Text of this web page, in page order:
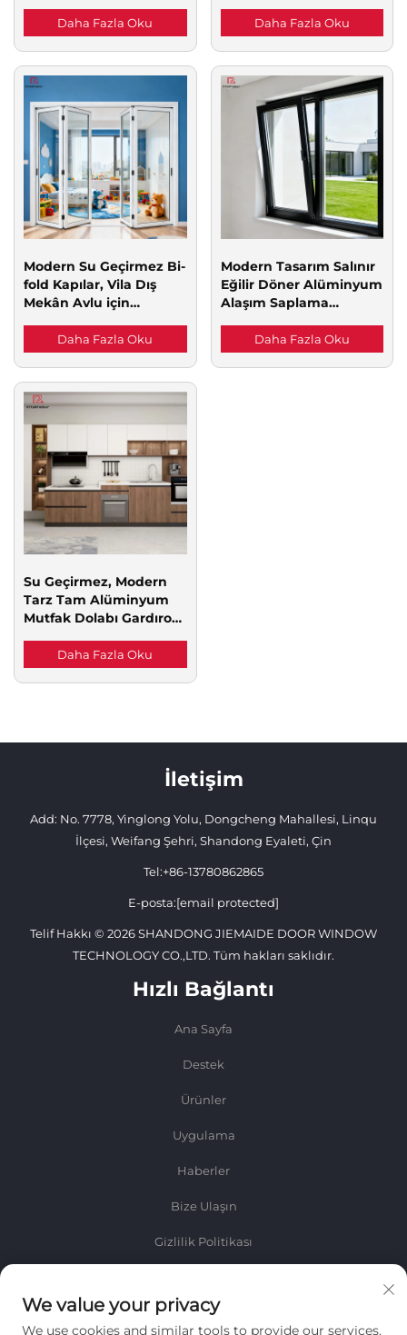
Vila Otel Çatı Penceresi
Tavan Penceresi
Daha Fazla Oku
Dereceli, İşlenmiş
Yüzeyli Yangın Kapısı
Daha Fazla Oku
Modern Su Geçirmez Bi-
fold Kapılar, Vila Dış
Mekân Avlu için
Kapı Bölmesi, Akordeon
Cam Katlanır Avlu Kapı
Daha Fazla Oku
Modern Tasarım Salınır
Eğilir Döner Alüminyum
Alaşım Saplama
Çerçeveli, Ses Yalıtımlı
Ekran, Isı Yalıtımı
Daha Fazla Oku
Su Geçirmez, Modern
Tarz Tam Alüminyum
Mutfak Dolabı Gardırop
Musluk Arkası
Daha Fazla Oku
İletişim
Add: No. 7778, Yinglong Yolu, Dongcheng Mahallesi, Linqu
İlçesi, Weifang Şehri, Shandong Eyaleti, Çin
Tel:+86-13780862865
E-posta:[email protected]
Telif Hakkı © 2026 SHANDONG JIEMAIDE DOOR WINDOW
TECHNOLOGY CO.,LTD. Tüm hakları saklıdır.
Hızlı Bağlantı
Ana Sayfa
Destek
Ürünler
Uygulama
Haberler
Bize Ulaşın
Gizlilik Politikası
Haftalık bültenimizi almak için kaydolun
We value your privacy
We use cookies and similar tools to provide our services.